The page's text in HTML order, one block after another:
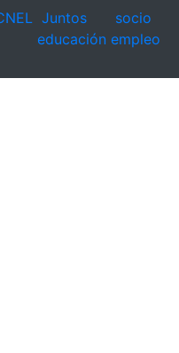
Juntos
educación
socio
empleo